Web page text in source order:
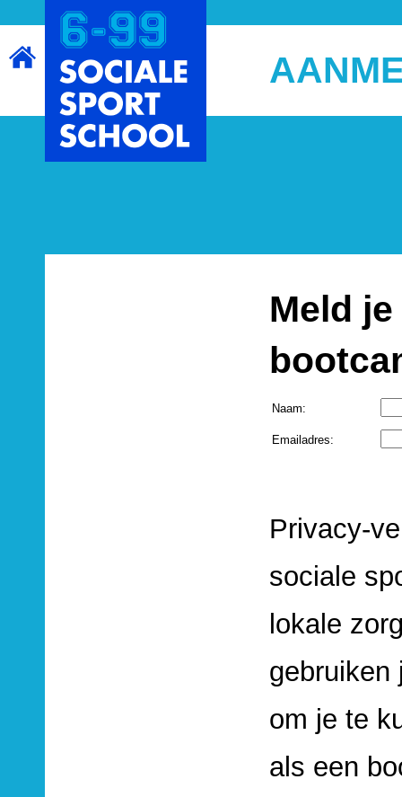
Meld
Naam:
Emailadres:
Privacy-
sociale
lokale
gebruiken
om je te
als een